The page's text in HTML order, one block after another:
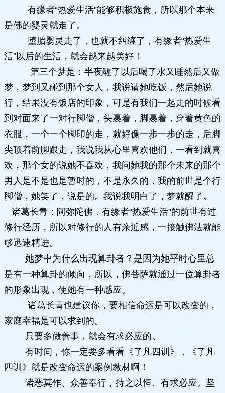
有缘者“热爱生活”能够积极施食，所以那个本来
是佛的婴灵就走了。
堕胎婴灵走了，也就不纠缠了，有缘者“热爱生
活”以后的生活，就会越来越美好！
第三个梦是：半夜醒了以后喝了水又睡然后又做
梦，梦到又碰到那个女人，我说请她吃饭，然后她说
行，结果没有饭店的印象，可是有我们一起走的时候看
到对面来了一对行脚僧，头裹着，脚裹着，穿着黄色的
衣服，一个一个脚印的走，就好像一步一步的走，后脚
尖顶着前脚跟走，我说我从心里喜欢他们，一看到就喜
欢，那个女的说她不喜欢，我问她我的那个未来的那个
男人是不是也是暂时的，不是永久的，我的前世是个行
脚僧，她笑了，说是的。我说我明白了，梦就醒了。
诸葛长青：阿弥陀佛，有缘者“热爱生活”的前世有过
修行经历，所以对修行的人有亲近感，一接触佛法就能
够迅速精进。
她梦中为什么出现算卦者？是因为她平时心里总
是有一种算卦的倾向，所以，佛菩萨就通过一位算卦者
的形象出现，使她有一种感应。
诸葛长青也建议你，要相信命运是可以改变的，
家庭幸福是可以求到的。
只要多做善事，就会有求必应的。
有时间，你一定要多看看《了凡四训》，《了凡
四训》就是改变命运的案例教材啊！
诸恶莫作、众善奉行，持之以恒、有求必应。坚